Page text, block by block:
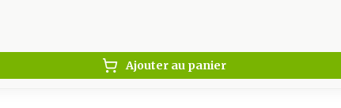
Ajouter au panier